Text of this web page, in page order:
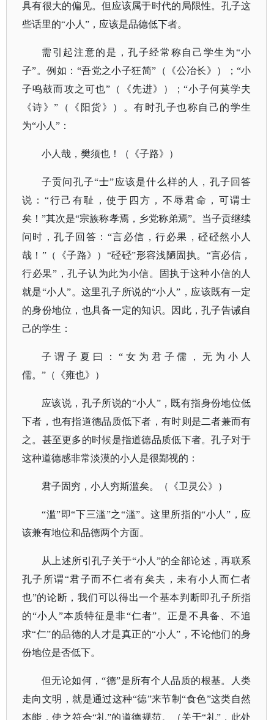
具有很大的偏见。但应该属于时代的局限性。孔子这
些话里的“小人”，应该是品德低下者。
需引起注意的是，孔子经常称自己学生为“小
子”。例如：“吾党之小子狂简”（
《公冶长》 ）； “小
子鸣鼓而攻之可也”（
《先进》 ）；“小子何莫学夫
《诗》”（
《阳货》 ）。有时孔子也称自己的学生
为“小人”：
小人哉，樊须也！（《子路》）
子贡问孔子“士”应该是什么样的人，孔子回答
说：“行己有耻，使于四方，不辱君命，可谓士
矣！”其次是“宗族称孝焉，乡党称弟焉”。当子贡继续
问时，孔子回答：“言必信，行必果，硁硁然小人
哉！”（
《子路》 ） “硁硁”形容浅陋固执。“言必信，
行必果”，孔子认为此为小信。固执于这种小信的人
就是“小人”。这里孔子所说的“小人”，应该既有一定
的身份地位，也具备一定的知识。因此，孔子告诫自
己的学生：
子谓子夏曰： “女为君子儒，无为小人
儒。”（《雍也》）
应该说，孔子所说的“小人”，既有指身份地位低
下者，也有指道德品质低下者，有时则是二者兼而有
之。甚至更多的时候是指道德品质低下者。孔子对于
这种道德感非常淡漠的小人是很鄙视的：
君子固穷，小人穷斯滥矣。（《卫灵公》）
“滥”即“下三滥”之“滥”。这里所指的“小人”，应
该兼有地位和品德两个方面。
从上述所引孔子关于“小人”的全部论述，再联系
孔子所谓“君子而不仁者有矣夫，未有小人而仁者
也”的论断，我们可以得出一个基本判断即孔子所指
的“小人”本质特征是非“仁者”。正是不具备、不追
求“仁”的品德的人才是真正的“小人”，不论他们的身
份地位是否低下。
但无论如何，“德”是所有个人品质的根基。人类
走向文明，就是通过这种“德”来节制“食色”这类自然
本能，使之符合“礼”的道德规范。（关于“礼”，此处